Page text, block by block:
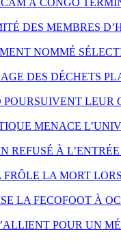
À CONGO
DES MEMBRES
NOMMÉ
DES DÉCHETS
LEUR
MENACE
À
LA MORT
LA FECOFOOT À
POUR UN